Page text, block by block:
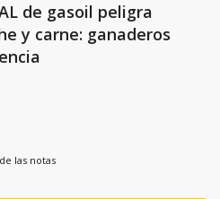
de gasoil peligra
y carne: ganaderos
las notas